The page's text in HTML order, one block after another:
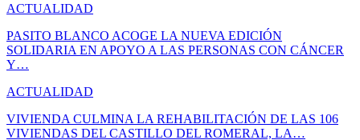
ACTUALIDAD
PASITO BLANCO ACOGE LA NUEVA EDICIÓN
SOLIDARIA EN APOYO A LAS PERSONAS CON CÁNCER
Y…
ACTUALIDAD
VIVIENDA CULMINA LA REHABILITACIÓN DE LAS 106
VIVIENDAS DEL CASTILLO DEL ROMERAL, LA…